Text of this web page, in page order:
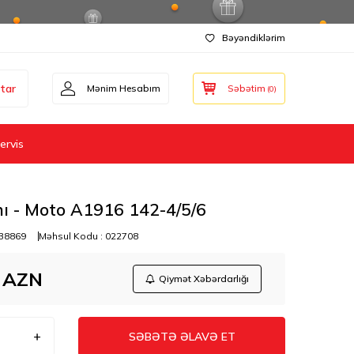
Bəyəndiklərim
Mənim Hesabım Səbətim (0)
- Moto A1916 142-4/5/6
Məhsul Kodu : 022708
Qiymət Xəbərdarlığı
SƏBƏTƏ ƏLAVƏ ET